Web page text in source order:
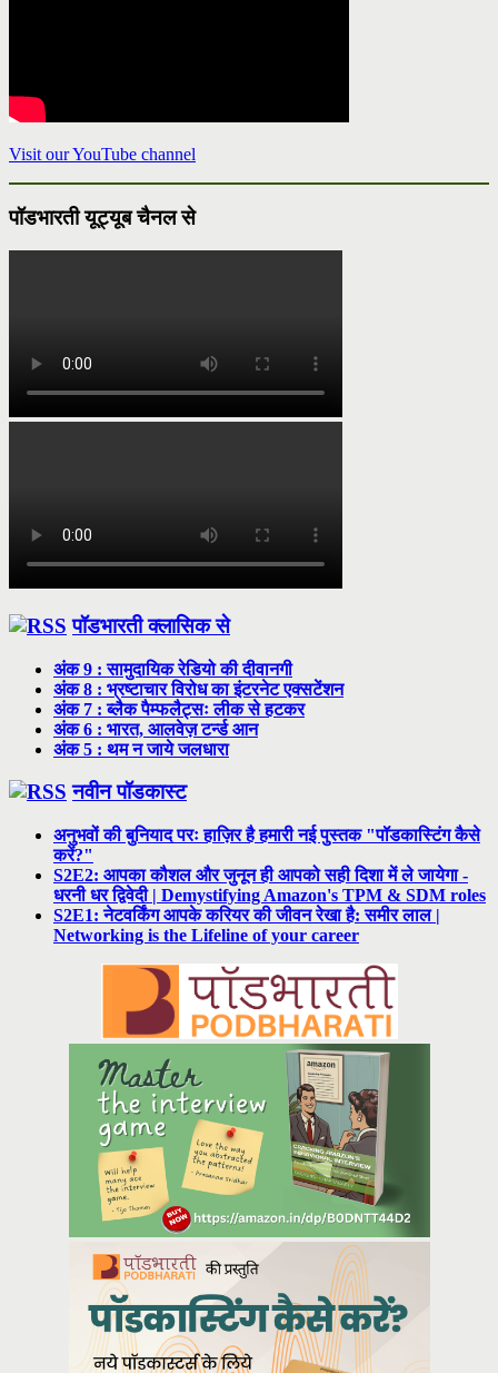
Visit our YouTube channel
पॉडभारती यूट्यूब चैनल से
पॉडभारती क्लासिक से
अंक 9 : सामुदायिक रेडियो की दीवानगी
अंक 8 : भ्रष्टाचार विरोध का इंटरनेट एक्सटेंशन
अंक 7 : ब्लैक पैम्फलैट्सः लीक से हटकर
अंक 6 : भारत, आलवेज़ टर्न्ड आन
अंक 5 : थम न जाये जलधारा
नवीन पॉडकास्ट
अनुभवों की बुनियाद परः हाज़िर है हमारी नई पुस्तक "पॉडकास्टिंग कैसे
करें?"
S2E2: आपका कौशल और जुनून ही आपको सही दिशा में ले जायेगा -
धरनी धर द्विवेदी | Demystifying Amazon's TPM & SDM roles
S2E1: नेटवर्किंग आपके करियर की जीवन रेखा है: समीर लाल |
Networking is the Lifeline of your career